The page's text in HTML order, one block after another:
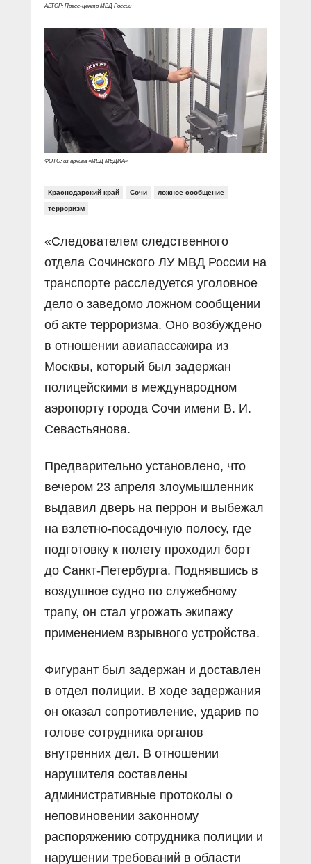
Социальные ролики
Документальные фильмы
Прямой разговор
Специальный репортаж
КиберПОСТОВОЙ
Журнал «Полиция России»
Контакты
Вакансии
АВТОР: Пресс-центр МВД России
ФОТО: из архива «МВД МЕДИА»
Краснодарский край Сочи ложное сообщение
терроризм
«Следователем следственного
отдела Сочинского ЛУ МВД России на
транспорте расследуется уголовное
дело о заведомо ложном сообщении
об акте терроризма. Оно возбуждено
в отношении авиапассажира из
Москвы, который был задержан
полицейскими в международном
аэропорту города Сочи имени В. И.
Севастьянова.
Предварительно установлено, что
вечером 23 апреля злоумышленник
выдавил дверь на перрон и выбежал
на взлетно-посадочную полосу, где
подготовку к полету проходил борт
до Санкт-Петербурга. Поднявшись в
воздушное судно по служебному
трапу, он стал угрожать экипажу
применением взрывного устройства.
Фигурант был задержан и доставлен
в отдел полиции. В ходе задержания
он оказал сопротивление, ударив по
голове сотрудника органов
внутренних дел. В отношении
нарушителя составлены
административные протоколы о
неповиновении законному
распоряжению сотрудника полиции и
нарушении требований в области